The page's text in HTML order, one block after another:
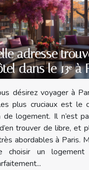
adresse
dans le 13ᵉ à
désirez voyager à
plus cruciaux est le
de logement. Il n’est
trouver de libre, et
abordables à Paris.
choisir un